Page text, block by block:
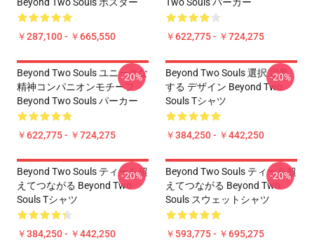
￥287,100 - ￥665,550 ￥622,775 - ￥724,275
Beyond Two Souls ユニークな
精神コンパニオンモチーフ
Beyond Two Souls パーカー
￥622,775 - ￥724,275
-20%
Beyond Two Souls 選択 定義
する デザイン Beyond Two
Souls Tシャツ
￥384,250 - ￥442,250
-20%
Beyond Two Souls ティーを超
えてつながる Beyond Two
Souls Tシャツ
￥384,250 - ￥442,250
-20%
Beyond Two Souls ティーを超
えてつながる Beyond Two
Souls スウェットシャツ
￥593,775 - ￥695,275
-20%